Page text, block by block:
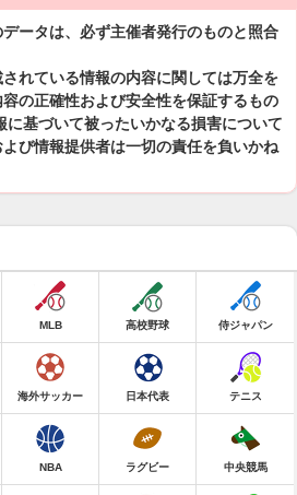
ータは、必ず主催者発行のものと照合
れている情報の内容に関しては万全を
の正確性および安全性を保証するもの
に基づいて被ったいかなる損害について
び情報提供者は一切の責任を負いかね
MLB 高校野球 侍ジャパン
海外サッカー 日本代表 テニス
NBA ラグビー 中央競馬